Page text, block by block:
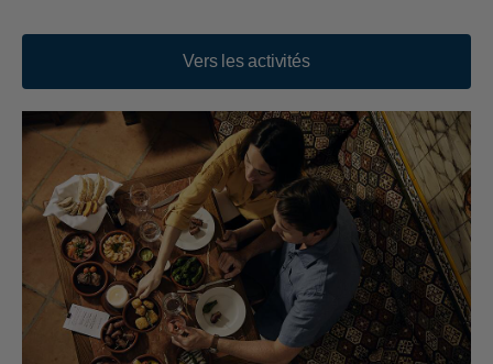
Vers les activités